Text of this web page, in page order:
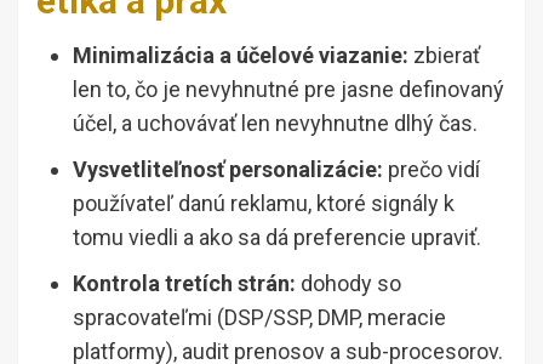
Minimalizácia a účelové viazanie: zbierať
len to, čo je nevyhnutné pre jasne definovaný
účel, a uchovávať len nevyhnutne dlhý čas.
Vysvetliteľnosť personalizácie: prečo vidí
používateľ danú reklamu, ktoré signály k
tomu viedli a ako sa dá preferencie upraviť.
Kontrola tretích strán: dohody so
spracovateľmi (DSP/SSP, DMP, meracie
platformy), audit prenosov a sub-procesorov.